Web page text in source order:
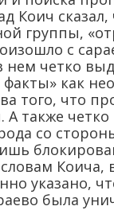
Коич
группы,
с
нем четко
факты» как
того, что
также четко
со
Коича,
указано,
была